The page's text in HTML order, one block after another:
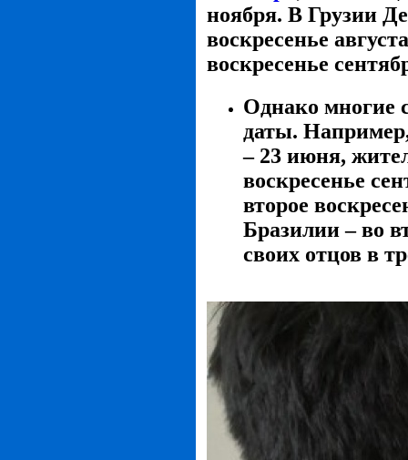
ноября. В Грузии
воскресенье
воскресенье
Однако многие
даты.
– 23 июня,
воскресенье
второе
Бразилии – во
своих отцов в